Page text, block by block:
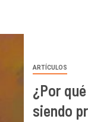
ARTÍCULOS
¿Por
siendo